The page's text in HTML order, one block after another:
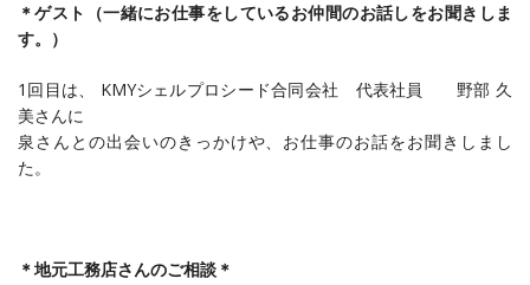
＊ゲスト（一緒にお仕事をしているお仲間のお話しをお聞きしま
す。）
1回目は、 KMYシェルプロシード合同会社 代表社員 野部 久
美さんに
泉さんとの出会いのきっかけや、お仕事のお話をお聞きしまし
た。
＊地元工務店さんのご相談＊